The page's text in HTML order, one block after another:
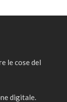
le cose del
digitale.